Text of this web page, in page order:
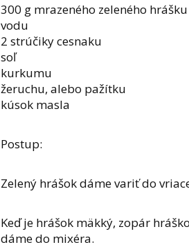
300 g mrazeného zeleného hrášku
vodu
2 strúčiky cesnaku
soľ
kurkumu
žeruchu, alebo pažítku
kúsok masla
Postup:
Zelený hrášok dáme variť do
Keď je hrášok mäkký, zopár
dáme do mixéra.